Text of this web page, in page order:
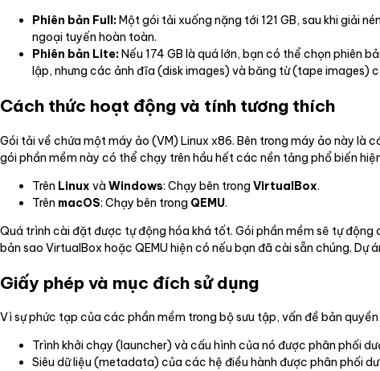
Phiên bản Full:Một gói tải xuống nặng tới 121 GB, sau khi giải
ngoại tuyến hoàn toàn.
Phiên bản Lite:Nếu 174 GB là quá lớn, bạn có thể chọn phiên
lập, nhưng các ảnh đĩa (disk images) và băng từ (tape images)
Cách thức hoạt động và tính tương thích
Gói tải về chứa một máy ảo (VM) Linux x86. Bên trong máy ảo này là
gói phần mềm này có thể chạy trên hầu hết các nền tảng phổ biến
Trên Linux và Windows: Chạy bên trong VirtualBox.
Trên macOS: Chạy bên trong QEMU.
Quá trình cài đặt được tự động hóa khá tốt. Gói phần mềm sẽ tự
bản sao VirtualBox hoặc QEMU hiện có nếu bạn đã cài sẵn chúng.
Giấy phép và mục đích sử dụng
Vì sự phức tạp của các phần mềm trong bộ sưu tập, vấn đề bản
Trình khởi chạy (launcher) và cấu hình của nó được phân phối
Siêu dữ liệu (metadata) của các hệ điều hành được phân phối